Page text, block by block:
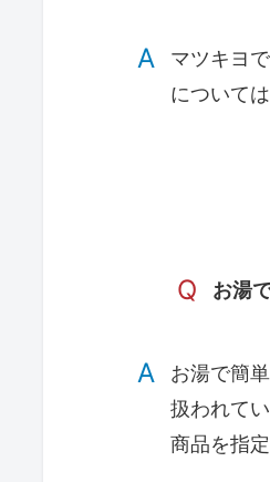
A
マツキヨ
について
Q お湯
A
お湯で簡
扱われて
商品を指